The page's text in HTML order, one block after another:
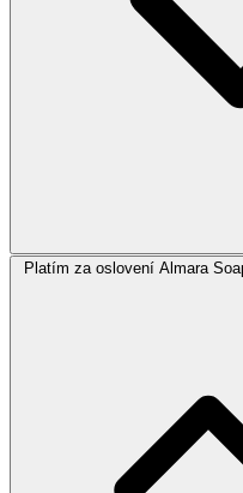
Platím za oslovení Almara